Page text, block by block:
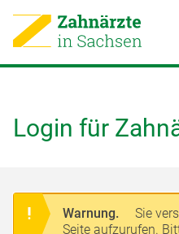
Login für
Warnung.
Sie
Seite aufzurufen.